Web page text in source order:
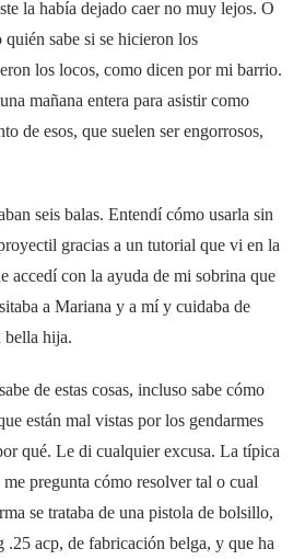
la había dejado caer no muy lejos. O
sabe si se hicieron los
los locos, como dicen por mi barrio.
mañana entera para asistir como
de esos, que suelen ser engorrosos,
seis balas. Entendí cómo usarla sin
gracias a un tutorial que vi en la
accedí con la ayuda de mi sobrina que
a Mariana y a mí y cuidaba de
bella hija.
de estas cosas, incluso sabe cómo
están mal vistas por los gendarmes
qué. Le di cualquier excusa. La típica
pregunta cómo resolver tal o cual
se trataba de una pistola de bolsillo,
acp, de fabricación belga, y que ha